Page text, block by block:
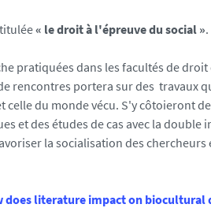
« le droit à l'épreuve du social ».
pratiquées dans les facultés de
rencontres portera sur des travaux
du monde vécu. S'y côtoieront
et des études de cas avec la double
la socialisation des chercheurs
does literature impact on biocultural